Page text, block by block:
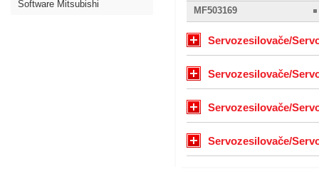
Software Mitsubishi
MF503169
Servozesilovače/
Servozesilovače/
Servozesilovače/
Servozesilovače/